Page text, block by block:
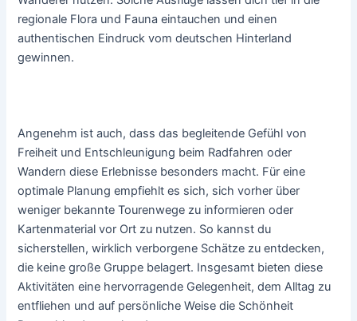
regionale Flora und Fauna eintauchen und einen
authentischen Eindruck vom deutschen Hinterland
gewinnen.
Angenehm ist auch, dass das begleitende Gefühl von
Freiheit und Entschleunigung beim Radfahren oder
Wandern diese Erlebnisse besonders macht. Für eine
optimale Planung empfiehlt es sich, sich vorher über
weniger bekannte Tourenwege zu informieren oder
Kartenmaterial vor Ort zu nutzen. So kannst du
sicherstellen, wirklich verborgene Schätze zu entdecken,
die keine große Gruppe belagert. Insgesamt bieten diese
Aktivitäten eine hervorragende Gelegenheit, dem Alltag zu
entfliehen und auf persönliche Weise die Schönheit